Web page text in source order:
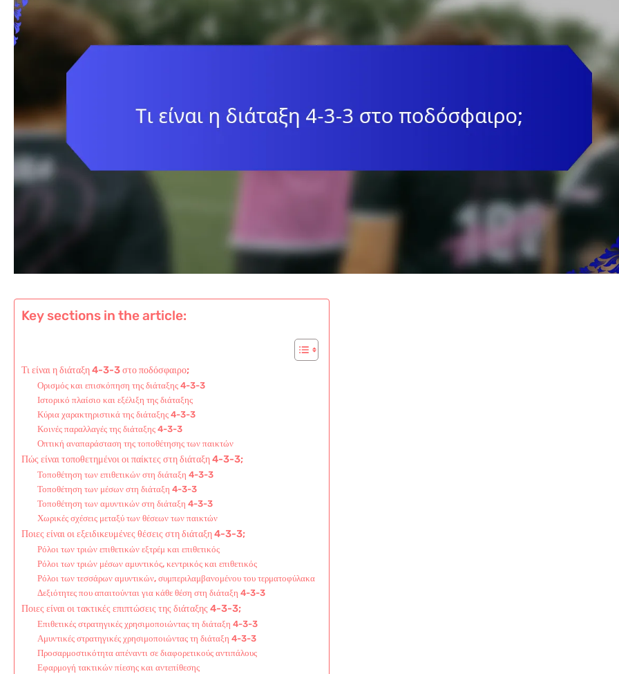
Key sections in the article:
Τι είναι η διάταξη 4-3-3 στο ποδόσφαιρο;
Ορισμός και επισκόπηση της διάταξης 4-3-3
Ιστορικό πλαίσιο και εξέλιξη της διάταξης
Κύρια χαρακτηριστικά της διάταξης 4-3-3
Κοινές παραλλαγές της διάταξης 4-3-3
Οπτική αναπαράσταση της τοποθέτησης των παικτών
Πώς είναι τοποθετημένοι οι παίκτες στη διάταξη 4-3-3;
Τοποθέτηση των επιθετικών στη διάταξη 4-3-3
Τοποθέτηση των μέσων στη διάταξη 4-3-3
Τοποθέτηση των αμυντικών στη διάταξη 4-3-3
Χωρικές σχέσεις μεταξύ των θέσεων των παικτών
Ποιες είναι οι εξειδικευμένες θέσεις στη διάταξη 4-3-3;
Ρόλοι των τριών επιθετικών εξτρέμ και επιθετικός
Ρόλοι των τριών μέσων αμυντικός, κεντρικός και επιθετικός
Ρόλοι των τεσσάρων αμυντικών, συμπεριλαμβανομένου του τερματοφύλακα
Δεξιότητες που απαιτούνται για κάθε θέση στη διάταξη 4-3-3
Ποιες είναι οι τακτικές επιπτώσεις της διάταξης 4-3-3;
Επιθετικές στρατηγικές χρησιμοποιώντας τη διάταξη 4-3-3
Αμυντικές στρατηγικές χρησιμοποιώντας τη διάταξη 4-3-3
Προσαρμοστικότητα απέναντι σε διαφορετικούς αντιπάλους
Εφαρμογή τακτικών πίεσης και αντεπίθεσης